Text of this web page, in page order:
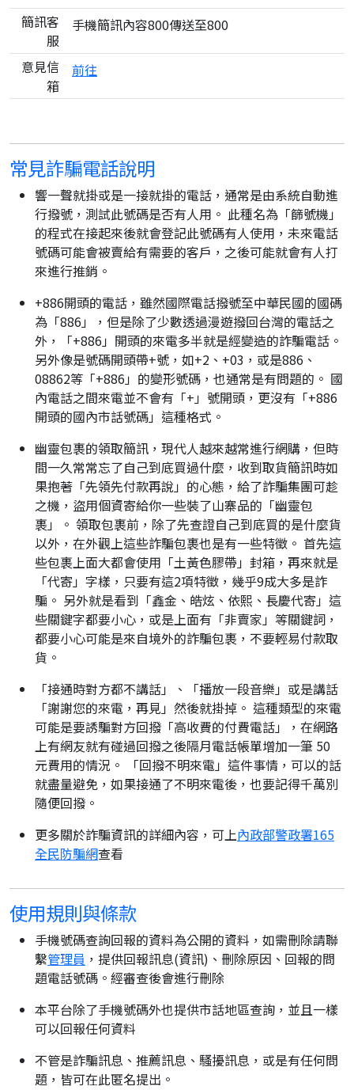
簡訊客
服
手機簡訊內容800傳送至800
意見信
箱
前往
常見詐騙電話說明
響一聲就掛或是一接就掛的電話，通常是由系統自動進
行撥號，測試此號碼是否有人用。 此種名為「篩號機」
的程式在接起來後就會登記此號碼有人使用，未來電話
號碼可能會被賣給有需要的客戶，之後可能就會有人打
來進行推銷。
+886開頭的電話，雖然國際電話撥號至中華民國的國碼
為「886」，但是除了少數透過漫遊撥回台灣的電話之
外，「+886」開頭的來電多半就是經變造的詐騙電話。
另外像是號碼開頭帶+號，如+2、+03，或是886、
08862等「+886」的變形號碼，也通常是有問題的。 國
內電話之間來電並不會有「+」號開頭，更沒有「+886
開頭的國內市話號碼」這種格式。
幽靈包裹的領取簡訊，現代人越來越常進行網購，但時
間一久常常忘了自己到底買過什麼，收到取貨簡訊時如
果抱著「先領先付款再說」的心態，給了詐騙集團可趁
之機，盜用個資寄給你一些裝了山寨品的「幽靈包
裹」。 領取包裹前，除了先查證自己到底買的是什麼貨
以外，在外觀上這些詐騙包裹也是有一些特徵。 首先這
些包裹上面大都會使用「土黃色膠帶」封箱，再來就是
「代寄」字樣，只要有這2項特徵，幾乎9成大多是詐
騙。 另外就是看到「鑫金、皓炫、依熙、長慶代寄」這
些關鍵字都要小心，或是上面有「非賣家」等關鍵詞，
都要小心可能是來自境外的詐騙包裹，不要輕易付款取
貨。
「接通時對方都不講話」、「播放一段音樂」或是講話
「謝謝您的來電，再見」然後就掛掉。 這種類型的來電
可能是要誘騙對方回撥「高收費的付費電話」，在網路
上有網友就有碰過回撥之後隔月電話帳單增加一筆 50
元費用的情況。 「回撥不明來電」這件事情，可以的話
就盡量避免，如果接通了不明來電後，也要記得千萬別
隨便回撥。
更多關於詐騙資訊的詳細內容，可上內政部警政署165
全民防騙網查看
使用規則與條款
手機號碼查詢回報的資料為公開的資料，如需刪除請聯
繫管理員 ，提供回報訊息(資訊)、刪除原因、回報的問
題電話號碼。經審查後會進行刪除
本平台除了手機號碼外也提供市話地區查詢，並且一樣
可以回報任何資料
不管是詐騙訊息、推薦訊息、騷擾訊息，或是有任何問
題，皆可在此匿名提出。